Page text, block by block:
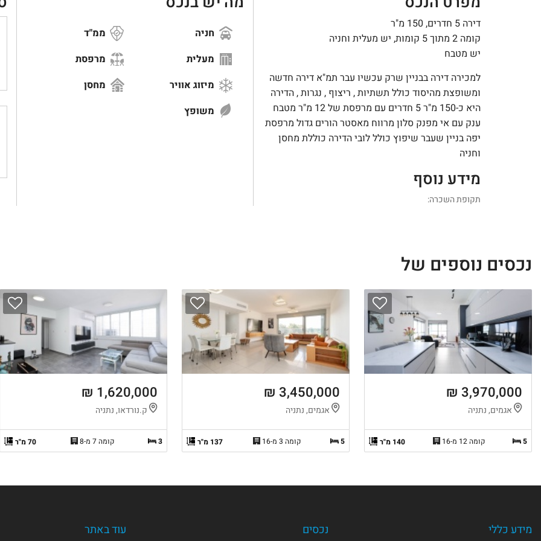
דירה 5 חדרים, 150 מ"ר
קומה 2 מתוך 5 קומות, יש מעלית וחניה
יש מטבח
למכירה דירה בבניין שרק עכשיו עבר תמ"א דירה חדשה
ומשופצת מהיסוד כולל תשתיות , ריצוף , נגרות , הדירה
היא כ-150 מ"ר 5 חדרים עם מרפסת של 12 מ"ר מטבח
ענק עם אי מפנק סלון מרווח מאסטר הורים גדול מרפסת
יפה בניין שעבר שיפוץ כולל לובי הדירה כוללת מחסן
וחניה
מידע נוסף
תקופת השכרה:
חניה
ממ"ד
מעלית
מרפסת
מיזוג אוויר
מחסן
משופץ
נכסים נוספים של
3,970,000 ₪
אגמים, נתניה
5 קומה 12 מ-16 140 מ"ר
3,450,000 ₪
אגמים, נתניה
5 קומה 3 מ-16 137 מ"ר
1,620,000 ₪
ק.נורדאו, נתניה
3 קומה 7 מ-8 70 מ"ר
מידע כללי נכסים עוד באתר